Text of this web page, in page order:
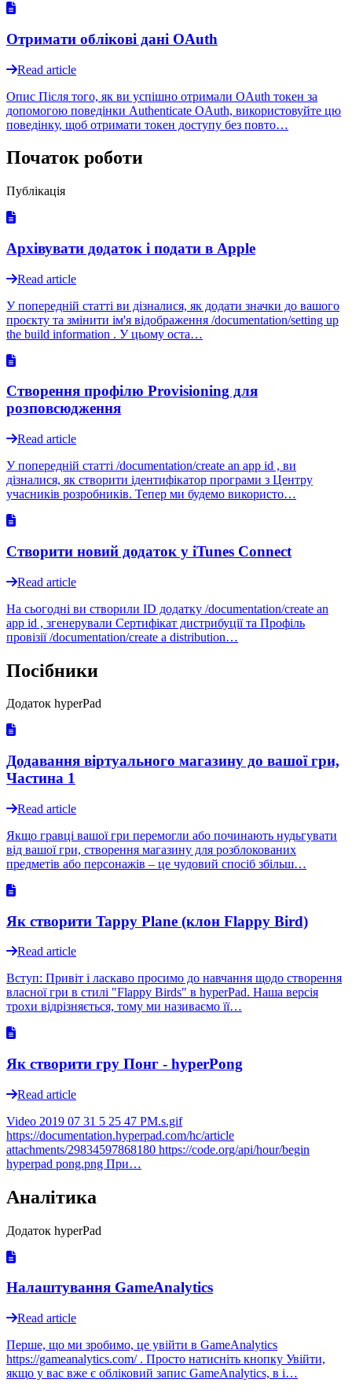
Отримати облікові дані OAuth
Read article
Опис Після того, як ви успішно отримали OAuth токен за
допомогою поведінки Authenticate OAuth, використовуйте цю
поведінку, щоб отримати токен доступу без повто…
Початок роботи
Публікація
Архівувати додаток і подати в Apple
Read article
У попередній статті ви дізналися, як додати значки до вашого
проєкту та змінити ім'я відображення /documentation/setting up
the build information . У цьому оста…
Створення профілю Provisioning для
розповсюдження
Read article
У попередній статті /documentation/create an app id , ви
дізналися, як створити ідентифікатор програми з Центру
учасників розробників. Тепер ми будемо використо…
Створити новий додаток у iTunes Connect
Read article
На сьогодні ви створили ID додатку /documentation/create an
app id , згенерували Сертифікат дистрибуції та Профіль
провізії /documentation/create a distribution…
Посібники
Додаток hyperPad
Додавання віртуального магазину до вашої гри,
Частина 1
Read article
Якщо гравці вашої гри перемогли або починають нудьгувати
від вашої гри, створення магазину для розблокованих
предметів або персонажів – це чудовий спосіб збільш…
Як створити Tappy Plane (клон Flappy Bird)
Read article
Вступ: Привіт і ласкаво просимо до навчання щодо створення
власної гри в стилі "Flappy Birds" в hyperPad. Наша версія
трохи відрізняється, тому ми називаємо її…
Як створити гру Понг - hyperPong
Read article
Video 2019 07 31 5 25 47 PM.s.gif
https://documentation.hyperpad.com/hc/article
attachments/29834597868180 https://code.org/api/hour/begin
hyperpad pong.png При…
Аналітика
Додаток hyperPad
Налаштування GameAnalytics
Read article
Перше, що ми зробимо, це увійти в GameAnalytics
https://gameanalytics.com/ . Просто натисніть кнопку Увійти,
якщо у вас вже є обліковий запис GameAnalytics, в і…